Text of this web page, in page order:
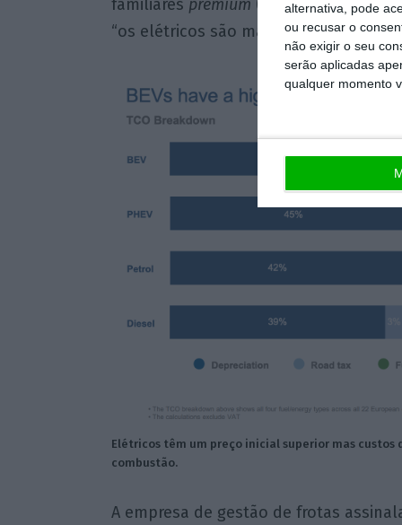
alternativa, pode
ou recusar o
não exigir o seu
serão aplicadas
qualquer momento
familiares premium (D2), como o BMW
“os elétricos são mais baratos em
Elétricos têm um preço inicial superior mas
combustão.
A empresa de gestão de frotas